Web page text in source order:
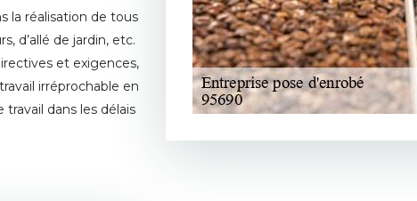
la réalisation de tous
d’allé de jardin, etc.
et exigences,
irréprochable en
dans les délais